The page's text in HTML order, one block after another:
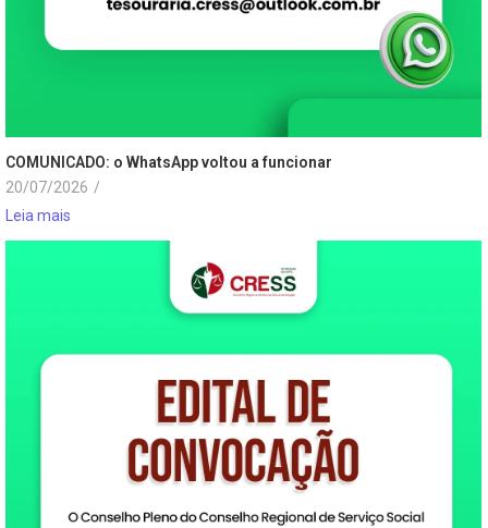
COMUNICADO: o WhatsApp voltou a funcionar
20/07/2026 /
Leia mais